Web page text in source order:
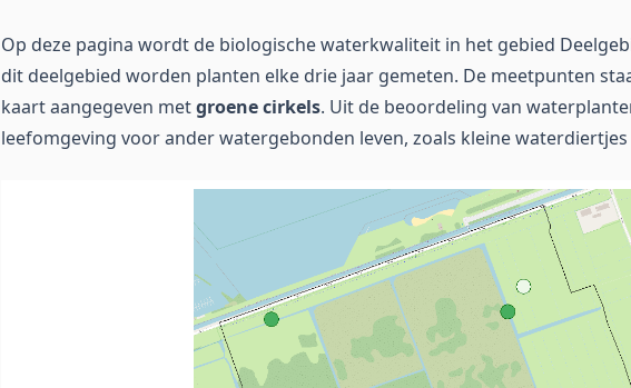
Op deze pagina wordt de biologische waterkwaliteit in het gebied
dit deelgebied worden planten elke drie jaar gemeten. De meetpunten
kaart aangegeven metgroene cirkels. Uit de beoordeling van
leefomgeving voor ander watergebonden leven, zoals kleine waterdiertjes